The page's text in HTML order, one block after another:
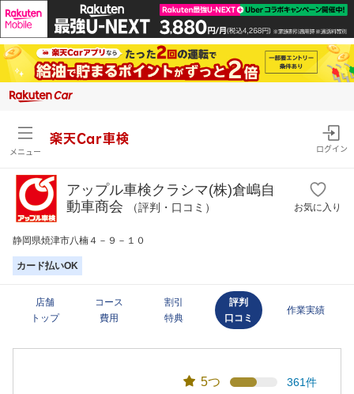
メニュー
楽天Car車検
ログイン
アップル車検クラシマ(株)倉嶋自
動車商会
（評判・口コミ） お気に入り
静岡県焼津市八楠４－９－１０
カード払いOK
店舗
トップ
コース
費用
割引
特典
評判
口コミ
作業実績
5つ 361件